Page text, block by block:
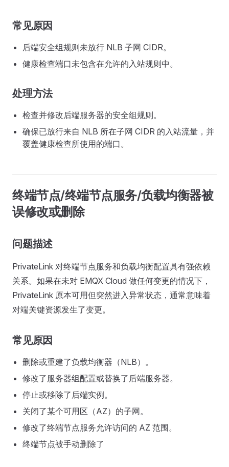
常见原因
后端安全组规则未放行 NLB 子网 CIDR。
健康检查端口未包含在允许的入站规则中。
处理方法
检查并修改后端服务器的安全组规则。
确保已放行来自 NLB 所在子网 CIDR 的入站流量，并
覆盖健康检查所使用的端口。
终端节点/终端节点服务/负载均衡器被
误修改或删除
问题描述
PrivateLink 对终端节点服务和负载均衡配置具有强依赖
关系。如果在未对 EMQX Cloud 做任何变更的情况下，
PrivateLink 原本可用但突然进入异常状态，通常意味着
对端关键资源发生了变更。
常见原因
删除或重建了负载均衡器（NLB）。
修改了服务器组配置或替换了后端服务器。
停止或移除了后端实例。
关闭了某个可用区（AZ）的子网。
修改了终端节点服务允许访问的 AZ 范围。
终端节点被手动删除了